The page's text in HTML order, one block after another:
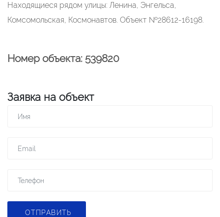
Находящиеся рядом улицы: Ленина, Энгельса,
Комсомольская, Космонавтов. Объект №28612-16198.
Номер объекта: 539820
Заявка на объект
ОТПРАВИТЬ